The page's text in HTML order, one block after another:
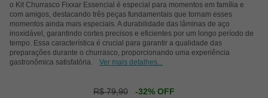
o Kit Churrasco Fixxar Essencial é especial para momentos em família e
com amigos, destacando três peças fundamentais que tornam esses
momentos ainda mais especiais. A durabilidade das lâminas de aço
inoxidável, garantindo cortes precisos e eficientes por um longo período de
tempo. Essa característica é crucial para garantir a qualidade das
preparações durante o churrasco, proporcionando uma experiência
gastronômica satisfatória.
Ver mais detalhes...
R$ 79,90 -32% OFF